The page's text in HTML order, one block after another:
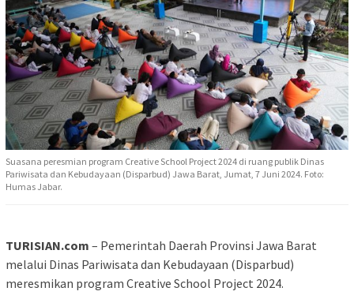
Suasana peresmian program Creative School Project 2024 di ruang publik Dinas
Pariwisata dan Kebudayaan (Disparbud) Jawa Barat, Jumat, 7 Juni 2024. Foto:
Humas Jabar.
TURISIAN.com – Pemerintah Daerah Provinsi Jawa Barat
melalui Dinas Pariwisata dan Kebudayaan (Disparbud)
meresmikan program Creative School Project 2024.